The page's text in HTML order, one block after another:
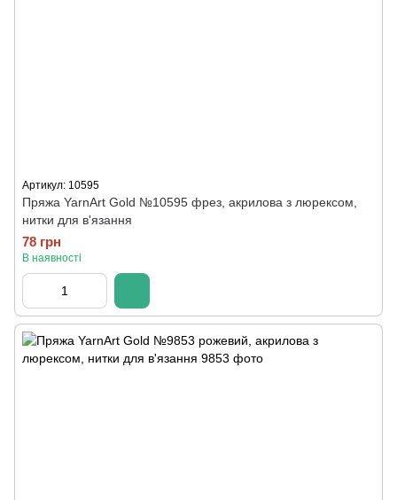
Артикул: 10595
Пряжа YarnArt Gold №10595 фрез, акрилова з люрексом,
нитки для в'язання
78 грн
В наявності